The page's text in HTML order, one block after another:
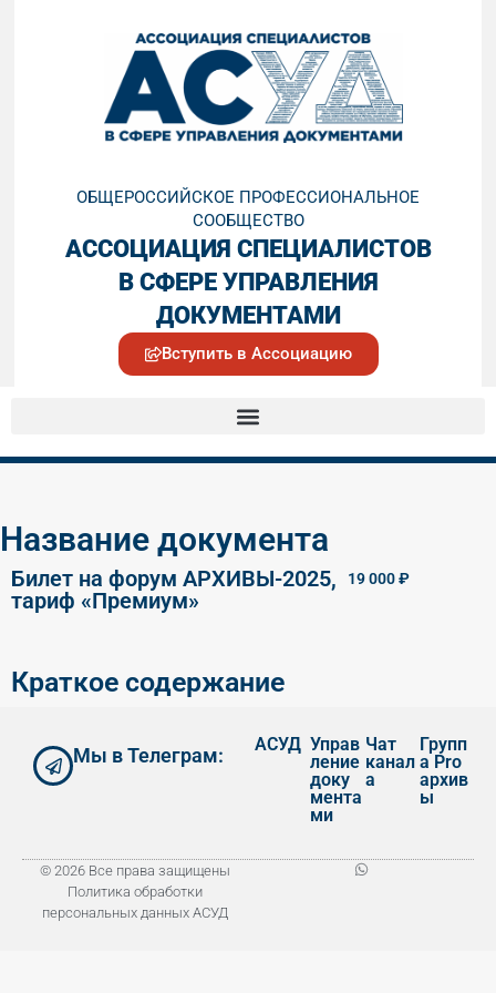
ОБЩЕРОССИЙСКОЕ ПРОФЕССИОНАЛЬНОЕ
СООБЩЕСТВО
АССОЦИАЦИЯ СПЕЦИАЛИСТОВ
В СФЕРЕ УПРАВЛЕНИЯ
ДОКУМЕНТАМИ
Вступить в Ассоциацию
Название документа
Билет на форум АРХИВЫ-2025,
тариф «Премиум»
19 000₽
Краткое содержание
Мы в Телеграм: АСУД Управ
ление
доку
мента
ми
Чат
канал
а
Групп
а Pro
архив
ы
© 2026 Все права защищены
Политика обработки
персональных данных АСУД